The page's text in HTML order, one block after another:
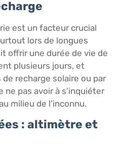
est un facteur crucial
lors de longues
offrir une durée de vie de
plusieurs jours, et
recharge solaire ou par
ne pas avoir à s’inquiéter
milieu de l’inconnu.
: altimètre et